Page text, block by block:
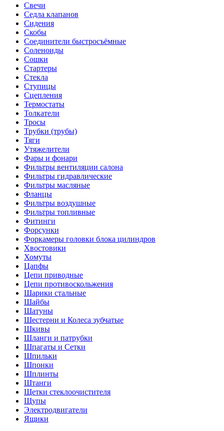
Свечи
Седла клапанов
Сидения
Скобы
Соединители быстросъёмные
Соленоиды
Сошки
Стартеры
Стекла
Ступицы
Сцепления
Термостаты
Толкатели
Тросы
Трубки (трубы)
Тяги
Утяжелители
Фары и фонари
Фильтры вентиляции салона
Фильтры гидравлические
Фильтры масляные
Фланцы
Фильтры воздушные
Фильтры топливные
Фитинги
Форсунки
Форкамеры головки блока цилиндров
Хвостовики
Хомуты
Цапфы
Цепи приводные
Цепи противоскольжения
Шарики стальные
Шайбы
Шатуны
Шестерни и Колеса зубчатые
Шкивы
Шланги и патрубки
Шпагаты и Сетки
Шпильки
Шпонки
Шплинты
Штанги
Щетки стеклоочистителя
Щупы
Электродвигатели
Ящики